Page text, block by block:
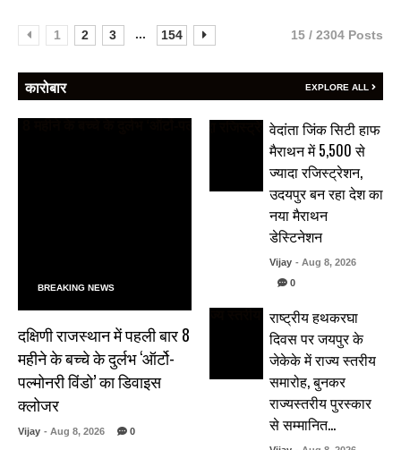
1 2 3 ... 154 15 / 2304 Posts
कारोबार EXPLORE ALL
BREAKING NEWS
दक्षिणी राजस्थान में पहली बार 8
महीने के बच्चे के दुर्लभ ‘ऑर्टो-
पल्मोनरी विंडो’ का डिवाइस
क्लोजर
Vijay - Aug 8, 2026 0
वेदांता जिंक सिटी हाफ
मैराथन में 5,500 से
ज्यादा रजिस्ट्रेशन,
उदयपुर बन रहा देश का
नया मैराथन
डेस्टिनेशन
Vijay - Aug 8, 2026
0
राष्ट्रीय हथकरघा
दिवस पर जयपुर के
जेकेके में राज्य स्तरीय
समारोह, बुनकर
राज्यस्तरीय पुरस्कार
से सम्मानित…